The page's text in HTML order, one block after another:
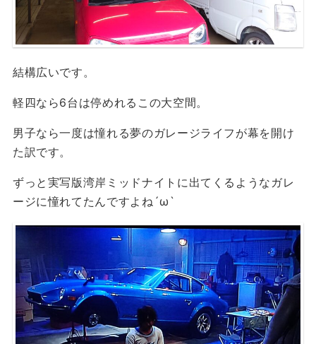
結構広いです。
軽四なら6台は停めれるこの大空間。
男子なら一度は憧れる夢のガレージライフが幕を開け
た訳です。
ずっと実写版湾岸ミッドナイトに出てくるようなガレ
ージに憧れてたんですよね´ω`